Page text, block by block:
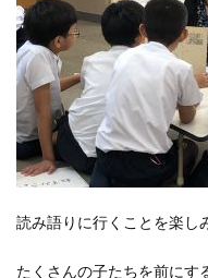
読み語りに行くことを楽し
たくさんの子たちを前にす